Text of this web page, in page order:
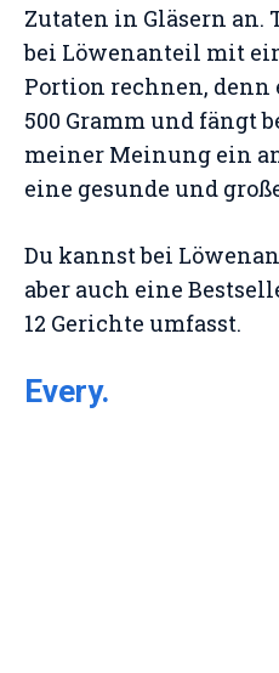
Zutaten in Gläsern
bei Löwenanteil mit
Portion rechnen,
500 Gramm und fängt
meiner Meinung ein
eine gesunde und
Du kannst bei
aber auch eine
12 Gerichte umfasst.
Every.